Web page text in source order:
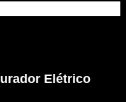
Elétrico